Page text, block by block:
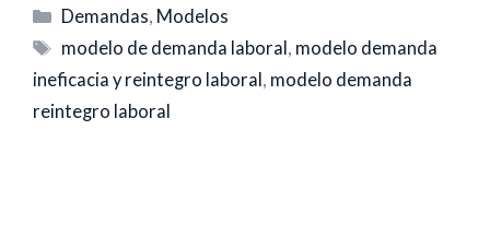
Categorías
Demandas, Modelos
Etiquetas
modelo de demanda laboral , modelo demanda
ineficacia y reintegro laboral , modelo demanda
reintegro laboral